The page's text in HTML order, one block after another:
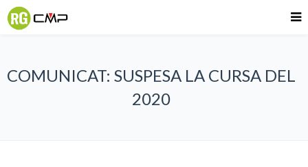
COMUNICAT: SUSPESA LA CURSA DEL
2020